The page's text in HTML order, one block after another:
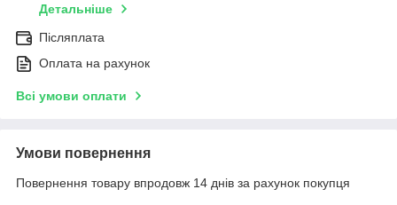
Детальніше
Післяплата
Оплата на рахунок
Всі умови оплати
Умови повернення
Повернення товару впродовж 14 днів за рахунок покупця